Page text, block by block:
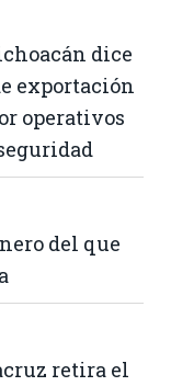
dice
exportación
operativos
del que
retira el